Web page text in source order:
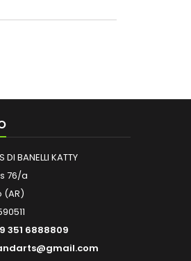
DI BANELLI KATTY
76/a
(AR)
351 6888809